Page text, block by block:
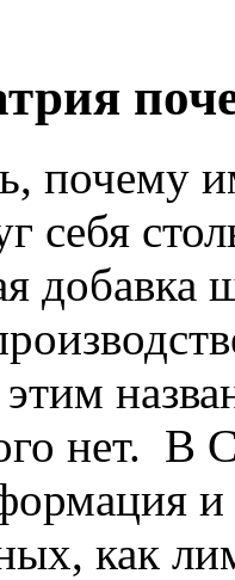
почему
себя
добавка
этим
нет. В
как